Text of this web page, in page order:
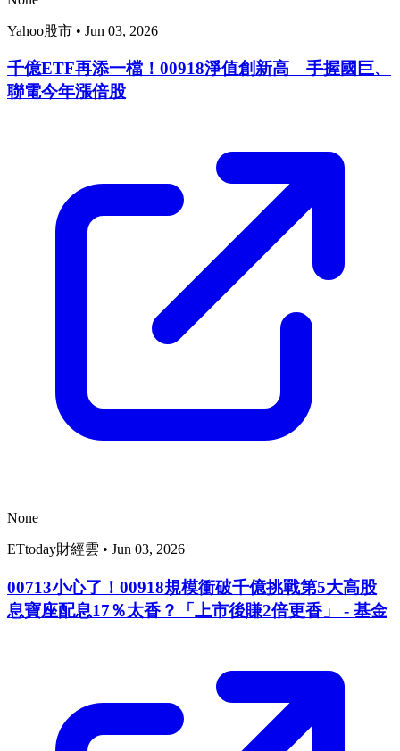
Yahoo股市 • Jun 03, 2026
千億ETF再添一檔！00918淨值創新高 手握國巨、
聯電今年漲倍股
None
ETtoday財經雲 • Jun 03, 2026
00713小心了！00918規模衝破千億挑戰第5大高股
息寶座配息17％太香？「上市後賺2倍更香」 - 基金